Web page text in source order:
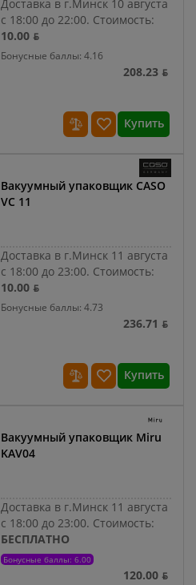
Доставка в г.Минск 10 августа
с 18:00 до 22:00. Стоимость:
10.00 ƃ
Бонусные баллы: 4.16
208.23 ƃ
Купить
Вакуумный упаковщик CASO
VC 11
Доставка в г.Минск 11 августа
с 18:00 до 23:00. Стоимость:
10.00 ƃ
Бонусные баллы: 4.73
236.71 ƃ
Купить
Вакуумный упаковщик Miru
KAV04
Доставка в г.Минск 11 августа
с 18:00 до 23:00. Стоимость:
БЕСПЛАТНО
Бонусные баллы: 6.00
120.00 ƃ